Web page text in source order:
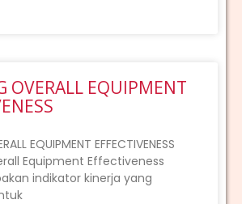
OVERALL EQUIPMENT
EQUIPMENT EFFECTIVENESS
Equipment Effectiveness
indikator kinerja yang